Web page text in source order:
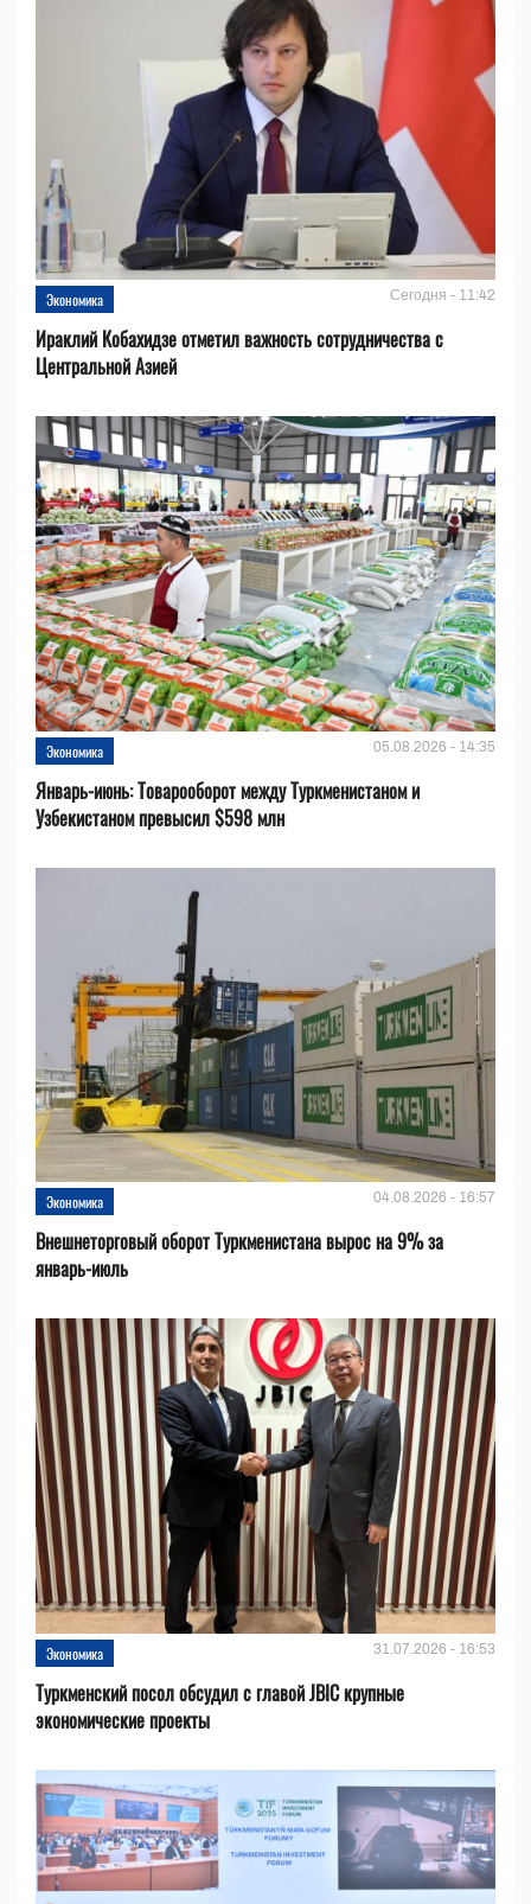
Экономика Сегодня - 11:42
Ираклий Кобахидзе отметил важность сотрудничества с
Центральной Азией
Экономика 05.08.2026 - 14:35
Январь-июнь: Товарооборот между Туркменистаном и
Узбекистаном превысил $598 млн
Экономика 04.08.2026 - 16:57
Внешнеторговый оборот Туркменистана вырос на 9% за
январь-июль
Экономика 31.07.2026 - 16:53
Туркменский посол обсудил с главой JBIC крупные
экономические проекты